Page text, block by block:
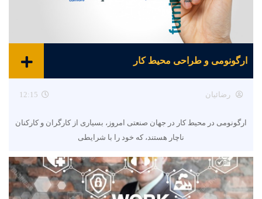
ارگونومی و طراحی محیط کار
رضائیان 12:15
ارگونومی در محیط کار در جهان صنعتی امروز، بسیاری از کارگران و کارکنان
ناچار هستند، که خود را با شرایطی